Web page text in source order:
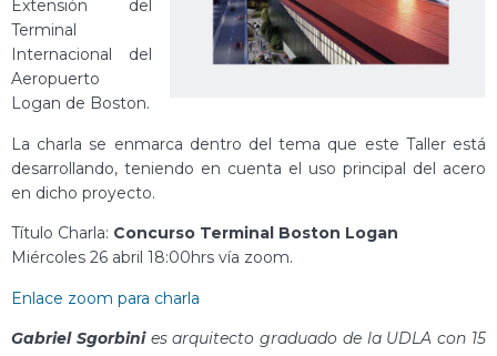
Extensión del
Terminal
Internacional del
Aeropuerto
Logan de Boston.
La charla se enmarca dentro del tema que este Taller está
desarrollando, teniendo en cuenta el uso principal del acero
en dicho proyecto.
Título Charla: Concurso Terminal Boston Logan
Miércoles 26 abril 18:00hrs vía zoom.
Enlace zoom para charla
Gabriel Sgorbinies arquitecto graduado de la UDLA con 15